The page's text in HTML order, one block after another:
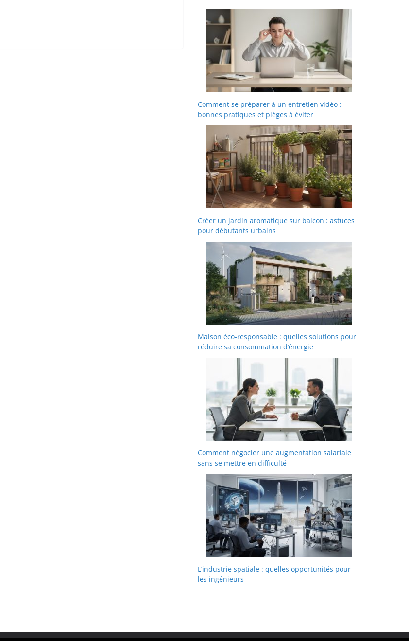
Comment se préparer à un entretien vidéo :
bonnes pratiques et pièges à éviter
Créer un jardin aromatique sur balcon : astuces
pour débutants urbains
Maison éco-responsable : quelles solutions pour
réduire sa consommation d’énergie
Comment négocier une augmentation salariale
sans se mettre en difficulté
L’industrie spatiale : quelles opportunités pour
les ingénieurs